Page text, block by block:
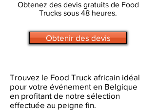
Obtenez des devis gratuits de Food
Trucks sous 48 heures.
Obtenir des devis
Trouvez le Food Truck africain idéal
pour votre événement en Belgique
en profitant de notre sélection
effectuée au peigne fin.